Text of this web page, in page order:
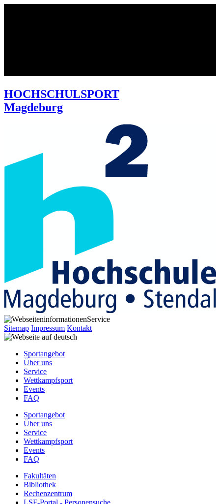
HOCHSCHULSPORT
Magdeburg
Service
Sitemap Impressum Kontakt
Sportangebot
Über uns
Service
Wettkampfsport
Events
FAQ
Sportangebot
Über uns
Service
Wettkampfsport
Events
FAQ
Fakultäten
Bibliothek
Rechenzentrum
LSF-Portal - Personensuche